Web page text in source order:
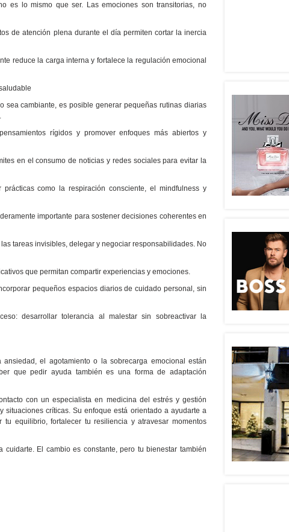
es lo mismo que ser. Las emociones son transitorias, no
de atención plena durante el día permiten cortar la inercia
reduce la carga interna y fortalece la regulación emocional
sea cambiante, es posible generar pequeñas rutinas diarias
rígidos y promover enfoques más abiertos y
en el consumo de noticias y redes sociales para evitar la
como la respiración consciente, el mindfulness y
importante para sostener decisiones coherentes en
tareas invisibles, delegar y negociar responsabilidades. No
que permitan compartir experiencias y emociones.
pequeños espacios diarios de cuidado personal, sin
desarrollar tolerancia al malestar sin sobreactivar la
el agotamiento o la sobrecarga emocional están
que pedir ayuda también es una forma de adaptación
con un especialista en medicina del estrés y gestión
situaciones críticas. Su enfoque está orientado a ayudarte a
tu equilibrio, fortalecer tu resiliencia y atravesar momentos
El cambio es constante, pero tu bienestar también